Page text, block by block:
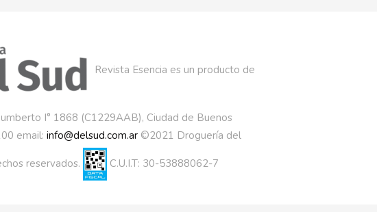
Revista Esencia es un producto de
I° 1868 (C1229AAB), Ciudad de Buenos
email: info@delsud.com.ar ©2021 Droguería del
reservados. C.U.I.T: 30-53888062-7